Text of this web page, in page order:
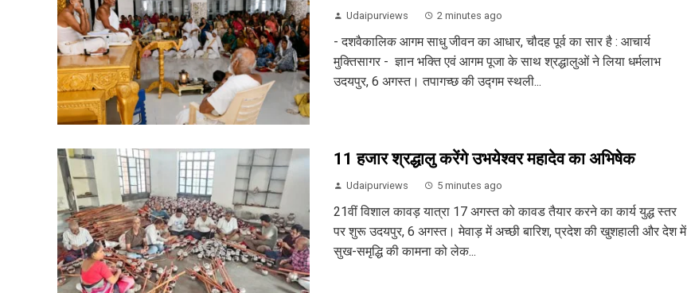
Udaipurviews 2 minutes ago
- दशवैकालिक आगम साधु जीवन का आधार, चौदह पूर्व का सार है : आचार्य
मुक्तिसागर - ज्ञान भक्ति एवं आगम पूजा के साथ श्रद्धालुओं ने लिया धर्मलाभ
उदयपुर, 6 अगस्त। तपागच्छ की उद्गम स्थली...
11 हजार श्रद्धालु करेंगे उभयेश्वर महादेव का अभिषेक
Udaipurviews 5 minutes ago
21वीं विशाल कावड़ यात्रा 17 अगस्त को कावड तैयार करने का कार्य युद्ध स्तर
पर शुरू उदयपुर, 6 अगस्त। मेवाड़ में अच्छी बारिश, प्रदेश की खुशहाली और देश में
सुख-समृद्धि की कामना को लेक...